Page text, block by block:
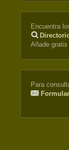
Encuentra
Añade
Para